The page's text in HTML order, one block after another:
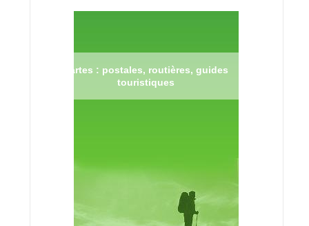
Cartes : postales, routières, guides
touristiques